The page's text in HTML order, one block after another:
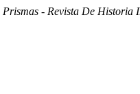
Prismas - Revista De Historia